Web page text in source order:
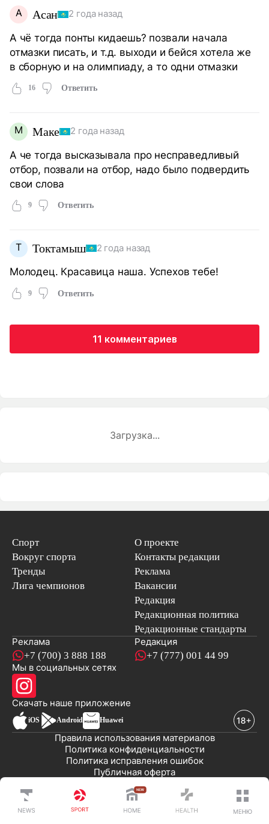
А Асан 2 года назад
А чё тогда понты кидаешь? позвали начала
отмазки писать, и т.д. выходи и бейся хотела же
в сборную и на олимпиаду, а то одни отмазки
16 Ответить
М Маке 2 года назад
А че тогда высказывала про несправедливый
отбор, позвали на отбор, надо было подвердить
свои слова
9 Ответить
Т Токтамыш 2 года назад
Молодец. Красавица наша. Успехов тебе!
9 Ответить
11 комментариев
Загрузка...
Спорт
Вокруг спорта
Тренды
Лига чемпионов
О проекте
Контакты редакции
Реклама
Вакансии
Редакция
Редакционная политика
Редакционные стандарты
Реклама
+7 (700) 3 888 188
Редакция
+7 (777) 001 44 99
Мы в социальных сетях
Скачать наше приложениеновостей
iOS Android Huawei
Публичная оферта
Политика исправления ошибок
Политика конфиденциальности
Правила использования материалов
© 2008-2026 ТОО «EML»